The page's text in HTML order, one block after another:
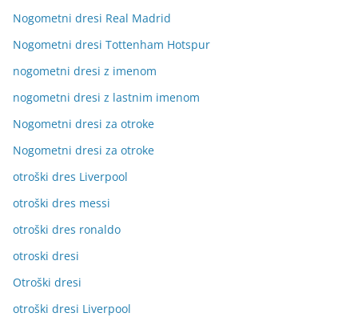
Nogometni dresi Real Madrid
Nogometni dresi Tottenham Hotspur
nogometni dresi z imenom
nogometni dresi z lastnim imenom
Nogometni dresi za otroke
Nogometni dresi za otroke
otroški dres Liverpool
otroški dres messi
otroški dres ronaldo
otroski dresi
Otroški dresi
otroški dresi Liverpool